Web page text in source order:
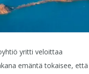
yritti veloittaa
emäntä tokaisee, että